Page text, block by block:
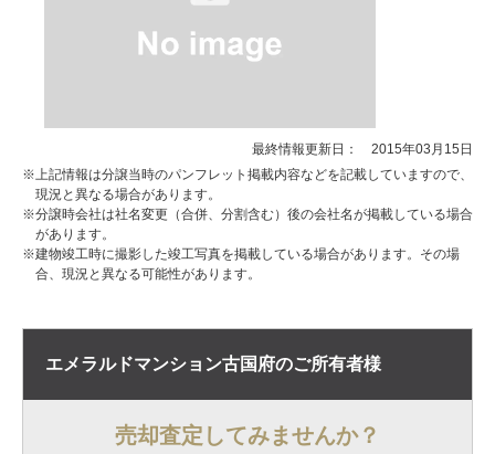
最終情報更新日： 2015年03月15日
※上記情報は分譲当時のパンフレット掲載内容などを記載していますので、
現況と異なる場合があります。
※分譲時会社は社名変更（合併、分割含む）後の会社名が掲載している場合
があります。
※建物竣工時に撮影した竣工写真を掲載している場合があります。その場
合、現況と異なる可能性があります。
エメラルドマンション古国府のご所有者様
売却査定してみませんか？